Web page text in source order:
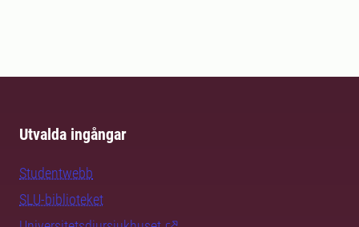
Utvalda ingångar
Studentwebb
SLU-biblioteket